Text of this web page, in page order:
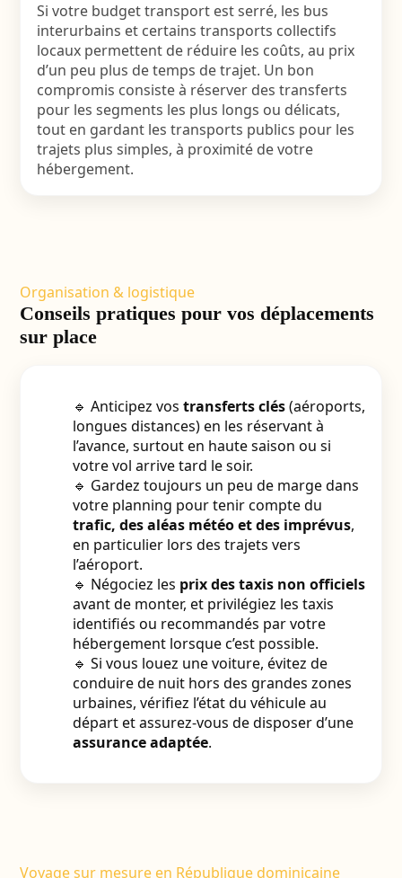
Si votre budget transport est serré, les bus
interurbains et certains transports collectifs
locaux permettent de réduire les coûts, au prix
d’un peu plus de temps de trajet. Un bon
compromis consiste à réserver des transferts
pour les segments les plus longs ou délicats,
tout en gardant les transports publics pour les
trajets plus simples, à proximité de votre
hébergement.
Organisation & logistique
Conseils pratiques pour vos déplacements
sur place
🔹 Anticipez vos transferts clés(aéroports,
longues distances) en les réservant à
l’avance, surtout en haute saison ou si
votre vol arrive tard le soir.
🔹 Gardez toujours un peu de marge dans
votre planning pour tenir compte du
trafic, des aléas météo et des imprévus,
en particulier lors des trajets vers
l’aéroport.
🔹 Négociez les prix des taxis non officiels
avant de monter, et privilégiez les taxis
identifiés ou recommandés par votre
hébergement lorsque c’est possible.
🔹 Si vous louez une voiture, évitez de
conduire de nuit hors des grandes zones
urbaines, vérifiez l’état du véhicule au
départ et assurez-vous de disposer d’une
assurance adaptée.
Voyage sur mesure en République dominicaine